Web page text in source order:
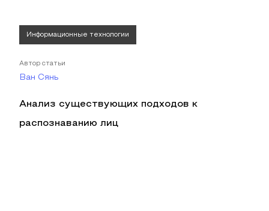
Информационные технологии
Автор статьи
Ван Сянь
Анализ существующих подходов к
распознаванию лиц